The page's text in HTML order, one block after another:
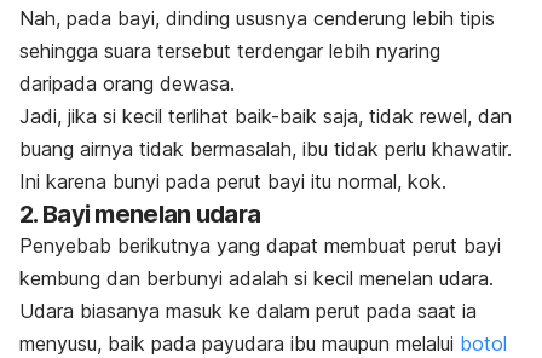
Nah, pada bayi, dinding ususnya cenderung lebih tipis
sehingga suara tersebut terdengar lebih nyaring
daripada orang dewasa.
Jadi, jika si kecil terlihat baik-baik saja, tidak rewel, dan
buang airnya tidak bermasalah, ibu tidak perlu khawatir.
Ini karena bunyi pada perut bayi itu normal, kok.
2. Bayi menelan udara
Penyebab berikutnya yang dapat membuat perut bayi
kembung dan berbunyi adalah si kecil menelan udara.
Udara biasanya masuk ke dalam perut pada saat ia
menyusu, baik pada payudara ibu maupun melalui botol